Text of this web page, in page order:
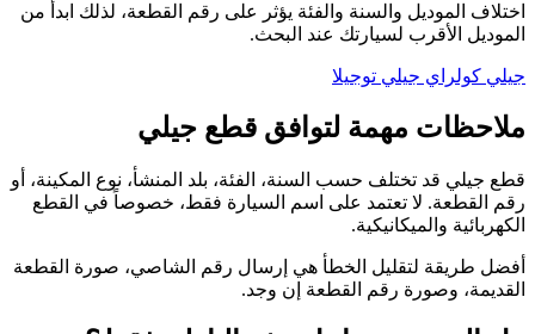
اختلاف الموديل والسنة والفئة يؤثر على رقم القطعة، لذلك ابدأ من
الموديل الأقرب لسيارتك عند البحث.
جيلي كولراي جيلي توجيلا
ملاحظات مهمة لتوافق قطع جيلي
قطع جيلي قد تختلف حسب السنة، الفئة، بلد المنشأ، نوع المكينة، أو
رقم القطعة. لا تعتمد على اسم السيارة فقط، خصوصاً في القطع
الكهربائية والميكانيكية.
أفضل طريقة لتقليل الخطأ هي إرسال رقم الشاصي، صورة القطعة
القديمة، وصورة رقم القطعة إن وجد.